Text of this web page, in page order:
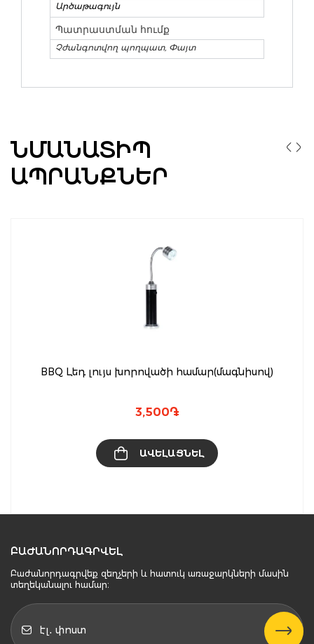
Արծաթագույն
Պատրաստման հումք
Չժանգոտվող պողպատ, Փայտ
ՆՄԱՆԱՏԻՊ
ԱՊՐԱՆՔՆԵՐ
BBQ Լեդ լույս խորովածի համար(մագնիսով)
3,500֏
ԱՎԵԼԱՑՆԵԼ
ԲԱԺԱՆՈՐԴԱԳՐՎԵԼ
Բաժանորդագրվեք զեղչերի և հատուկ առաջարկների մասին
տեղեկանալու համար։